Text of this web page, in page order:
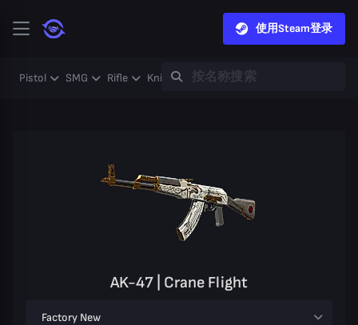
使用Steam登录
Pistol SMG Rifle Knife Gloves Heavy
AK-47 | Crane Flight
Factory New